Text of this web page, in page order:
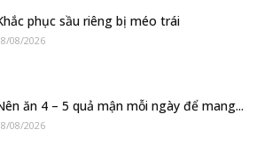
phục sầu riêng bị méo trái
08/2026
ăn 4 – 5 quả mận mỗi ngày để mang...
08/2026